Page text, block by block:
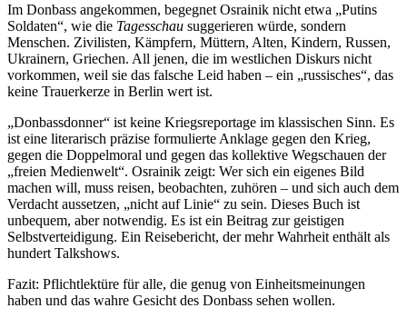
Im Donbass angekommen, begegnet Osrainik nicht etwa „Putins
Soldaten“, wie die Tagesschau suggerieren würde, sondern
Menschen. Zivilisten, Kämpfern, Müttern, Alten, Kindern, Russen,
Ukrainern, Griechen. All jenen, die im westlichen Diskurs nicht
vorkommen, weil sie das falsche Leid haben – ein „russisches“, das
keine Trauerkerze in Berlin wert ist.
„Donbassdonner“ ist keine Kriegsreportage im klassischen Sinn. Es
ist eine literarisch präzise formulierte Anklage gegen den Krieg,
gegen die Doppelmoral und gegen das kollektive Wegschauen der
„freien Medienwelt“. Osrainik zeigt: Wer sich ein eigenes Bild
machen will, muss reisen, beobachten, zuhören – und sich auch dem
Verdacht aussetzen, „nicht auf Linie“ zu sein. Dieses Buch ist
unbequem, aber notwendig. Es ist ein Beitrag zur geistigen
Selbstverteidigung. Ein Reisebericht, der mehr Wahrheit enthält als
hundert Talkshows.
Fazit: Pflichtlektüre für alle, die genug von Einheitsmeinungen
haben und das wahre Gesicht des Donbass sehen wollen.